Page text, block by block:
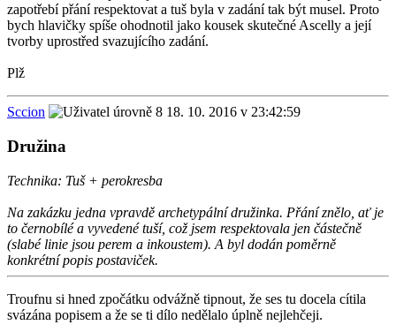
zapotřebí přání respektovat a tuš byla v zadání tak být musel. Proto
bych hlavičky spíše ohodnotil jako kousek skutečné Ascelly a její
tvorby uprostřed svazujícího zadání.
Plž
Sccion 18. 10. 2016 v 23:42:59
Družina
Technika: Tuš + perokresba
Na zakázku jedna vpravdě archetypální družinka. Přání znělo, ať je
to černobílé a vyvedené tuší, což jsem respektovala jen částečně
(slabé linie jsou perem a inkoustem). A byl dodán poměrně
konkrétní popis postaviček.
Troufnu si hned zpočátku odvážně tipnout, že ses tu docela cítila
svázána popisem a že se ti dílo nedělalo úplně nejlehčeji.